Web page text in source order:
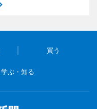
買う
学ぶ・知る